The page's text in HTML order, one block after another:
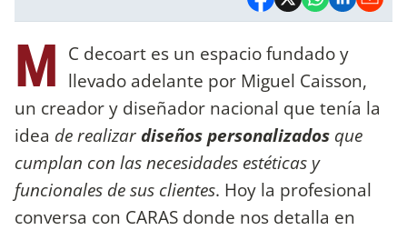
M C decoart es un espacio fundado y
llevado adelante por Miguel Caisson,
un creador y diseñador nacional que tenía la
idea de realizardiseños personalizados que
cumplan con las necesidades estéticas y
funcionales de sus clientes. Hoy la profesional
conversa con CARAS donde nos detalla en